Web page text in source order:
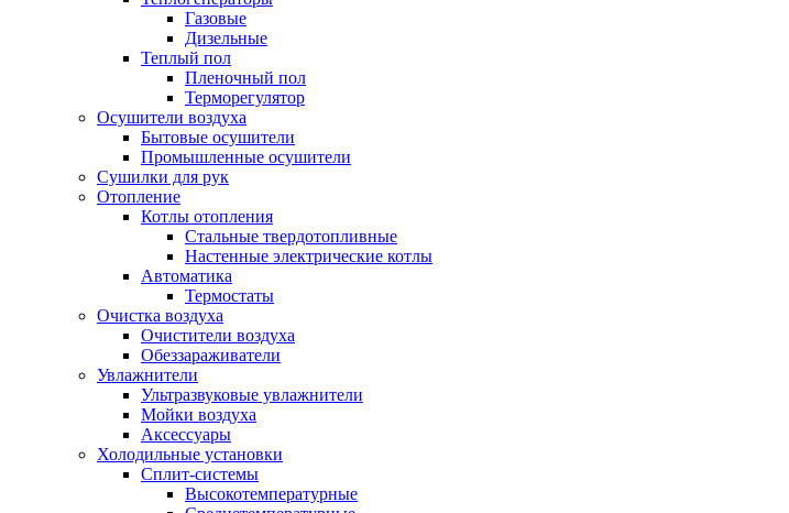
Газовые
Дизельные
Теплый пол
Пленочный пол
Терморегулятор
Осушители воздуха
Бытовые осушители
Промышленные осушители
Сушилки для рук
Отопление
Котлы отопления
Стальные твердотопливные
Настенные электрические котлы
Автоматика
Термостаты
Очистка воздуха
Очистители воздуха
Обеззараживатели
Увлажнители
Ультразвуковые увлажнители
Мойки воздуха
Аксессуары
Холодильные установки
Сплит-системы
Высокотемпературные